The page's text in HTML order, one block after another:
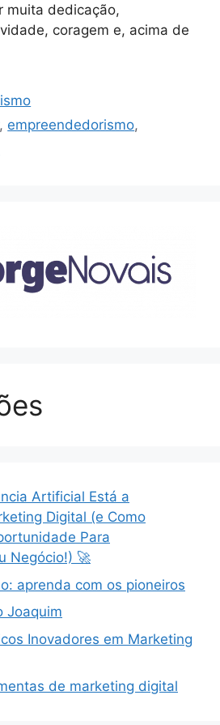
muita dedicação,
coragem e, acima de
, empreendedorismo,
Artificial Está a
Digital (e Como
Para
Negócio!) 🚀
aprenda com os pioneiros
Joaquim
Inovadores em Marketing
de marketing digital